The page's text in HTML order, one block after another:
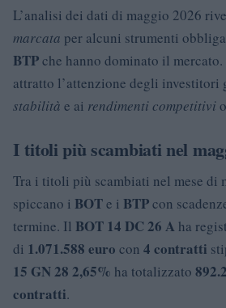
L’analisi dei dati di maggio 2026
marcata per alcuni strumenti
BTPche hanno dominato il
attratto l’attenzione degli investitori
stabilità e ai rendimenti competitivi
I titoli più scambiati nel
Tra i titoli più scambiati nel mese di
spiccano i BOTe i BTPcon
termine. Il BOT 14 DC 26 A ha
di 1.071.588 euro con 4 contratti
15 GN 28 2,65% ha totalizzato
contratti.